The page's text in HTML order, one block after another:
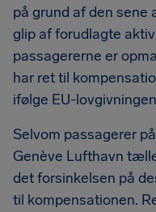
på grund af den sene
glip af forudlagte
passagererne er
har ret til
ifølge EU-
Selvom passagerer
Genève Lufthavn
det forsinkelsen på
til kompensationen.